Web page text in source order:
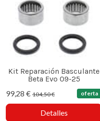
Kit Reparación Basculante
Beta Evo 09-25
99,28 € 104,50 € oferta
Detalles